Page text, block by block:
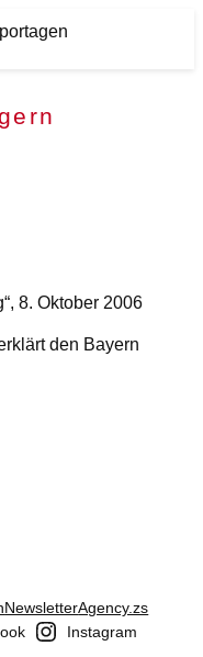
8. Oktober 2006
den Bayern
NewsletterAgency.zs
Instagram